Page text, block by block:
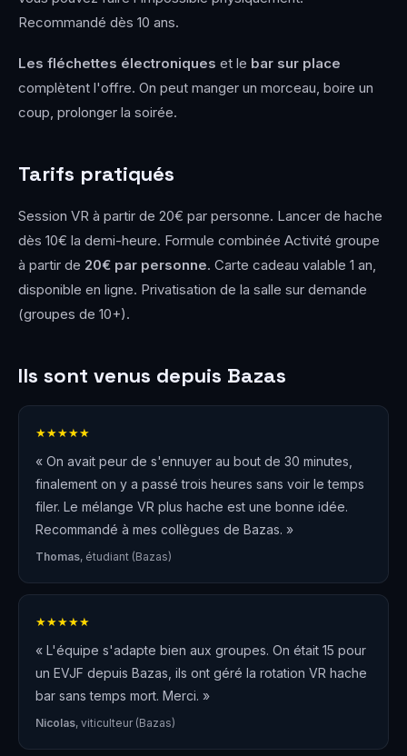
Recommandé dès 10 ans.
Les fléchettes électroniques et le bar sur place
complètent l'offre. On peut manger un morceau, boire un
coup, prolonger la soirée.
Tarifs pratiqués
Session VR à partir de 20€ par personne. Lancer de hache
dès 10€ la demi-heure. Formule combinée Activité groupe
à partir de 20€ par personne. Carte cadeau valable 1 an,
disponible en ligne. Privatisation de la salle sur demande
(groupes de 10+).
Ils sont venus depuis Bazas
★★★★★
« On avait peur de s'ennuyer au bout de 30 minutes,
finalement on y a passé trois heures sans voir le temps
filer. Le mélange VR plus hache est une bonne idée.
Recommandé à mes collègues de Bazas. »
Thomas, étudiant (Bazas)
★★★★★
« L'équipe s'adapte bien aux groupes. On était 15 pour
un EVJF depuis Bazas, ils ont géré la rotation VR hache
bar sans temps mort. Merci. »
Nicolas, viticulteur (Bazas)